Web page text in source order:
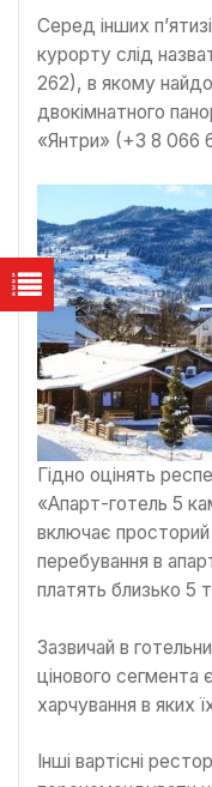
Серед інших
курорту слід
262), в якому
двокімнатного
«Янтри» (+3 8 066
Гідно оцінять
«Апарт-готель 5
включає
перебування в
платять близько 5
Зазвичай в
цінового сегмента
харчування в яких
Інші вартісні